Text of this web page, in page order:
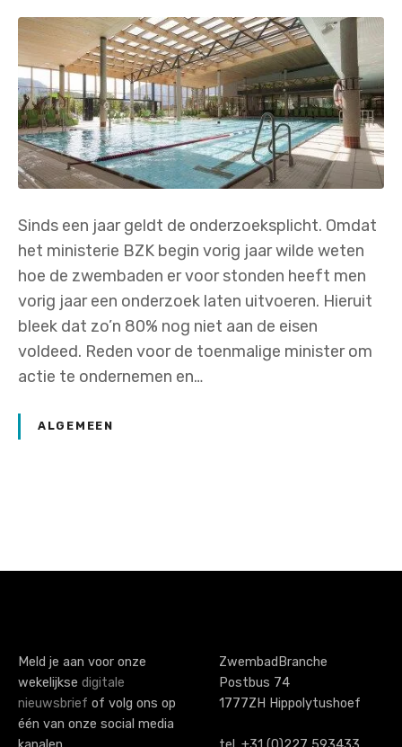
Sinds een jaar geldt de onderzoeksplicht. Omdat
het ministerie BZK begin vorig jaar wilde weten
hoe de zwembaden er voor stonden heeft men
vorig jaar een onderzoek laten uitvoeren. Hieruit
bleek dat zo’n 80% nog niet aan de eisen
voldeed. Reden voor de toenmalige minister om
actie te ondernemen en…
ALGEMEEN
o
s
n
a
Meld je aan voor onze
wekelijkse digitale
nieuwsbrief of volg ons op
één van onze social media
ZwembadBranche
Postbus 74
1777ZH Hippolytushoef